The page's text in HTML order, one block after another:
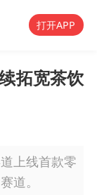
打开APP
拓宽茶饮
上线首款零
道。